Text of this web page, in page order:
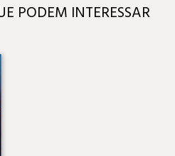
PODEM INTERESSAR